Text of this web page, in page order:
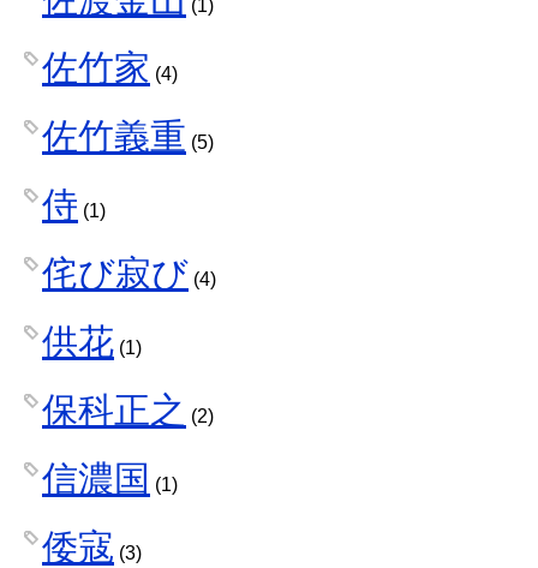
(1)
佐竹家 (4)
佐竹義重 (5)
侍 (1)
侘び寂び (4)
供花 (1)
保科正之 (2)
信濃国 (1)
倭寇 (3)